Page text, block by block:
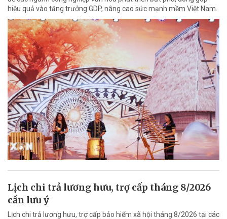
hiệu quả vào tăng trưởng GDP, nâng cao sức mạnh mềm Việt Nam.
Lịch chi trả lương hưu, trợ cấp tháng 8/2026
cần lưu ý
Lịch chi trả lương hưu, trợ cấp bảo hiểm xã hội tháng 8/2026 tại các